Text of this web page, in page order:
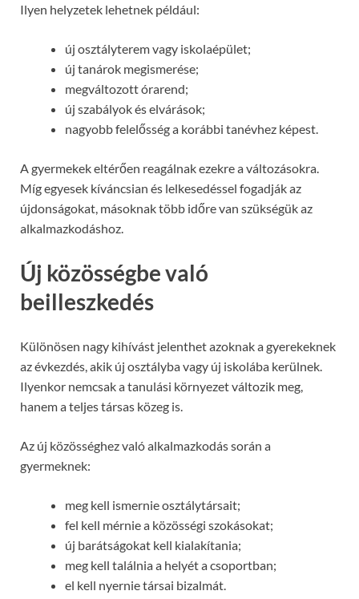
Ilyen helyzetek lehetnek például:
új osztályterem vagy iskolaépület;
új tanárok megismerése;
megváltozott órarend;
új szabályok és elvárások;
nagyobb felelősség a korábbi tanévhez képest.
A gyermekek eltérően reagálnak ezekre a változásokra.
Míg egyesek kíváncsian és lelkesedéssel fogadják az
újdonságokat, másoknak több időre van szükségük az
alkalmazkodáshoz.
Új közösségbe való
beilleszkedés
Különösen nagy kihívást jelenthet azoknak a gyerekeknek
az évkezdés, akik új osztályba vagy új iskolába kerülnek.
Ilyenkor nemcsak a tanulási környezet változik meg,
hanem a teljes társas közeg is.
Az új közösséghez való alkalmazkodás során a
gyermeknek:
meg kell ismernie osztálytársait;
fel kell mérnie a közösségi szokásokat;
új barátságokat kell kialakítania;
meg kell találnia a helyét a csoportban;
el kell nyernie társai bizalmát.